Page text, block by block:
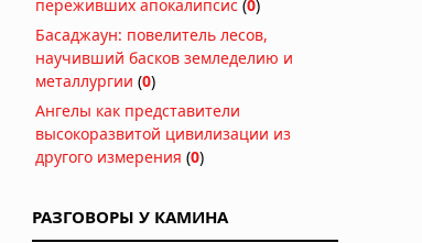
переживших апокалипсис (0)
Басаджаун: повелитель лесов,
научивший басков земледелию и
металлургии (0)
Ангелы как представители
высокоразвитой цивилизации из
другого измерения (0)
РАЗГОВОРЫ У КАМИНА